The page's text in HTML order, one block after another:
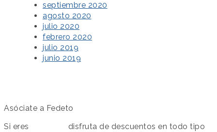
septiembre 2020
agosto 2020
julio 2020
febrero 2020
julio 2019
junio 2019
Asóciate a Fedeto
Si eres
disfruta de descuentos en todo tipo